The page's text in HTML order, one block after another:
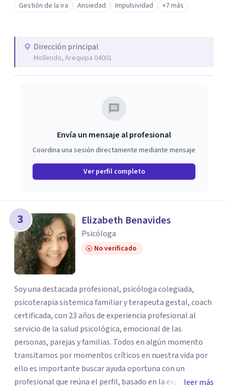
Gestión de la ira Ansiedad Impulsividad +7 más
Dirección principal
Mollendo, Arequipa 04001
Envía un mensaje al profesional
Coordina una sesión directamente mediante mensaje
Ver perfil completo
3 Elizabeth Benavides
Psicóloga
No verificado
Soy una destacada profesional, psicóloga colegiada,
psicoterapia sistemica familiar y terapeuta gestal, coach
certificada, con 23 años de experiencia profesional al
servicio de la salud psicológica, emocional de las
personas, parejas y familias. Todos en algún momento
transitamos por momentos críticos en nuestra vida por
ello es importante buscar ayuda oportuna con un
profesional que reúna el perfil, basado en la experiencia y
leer más